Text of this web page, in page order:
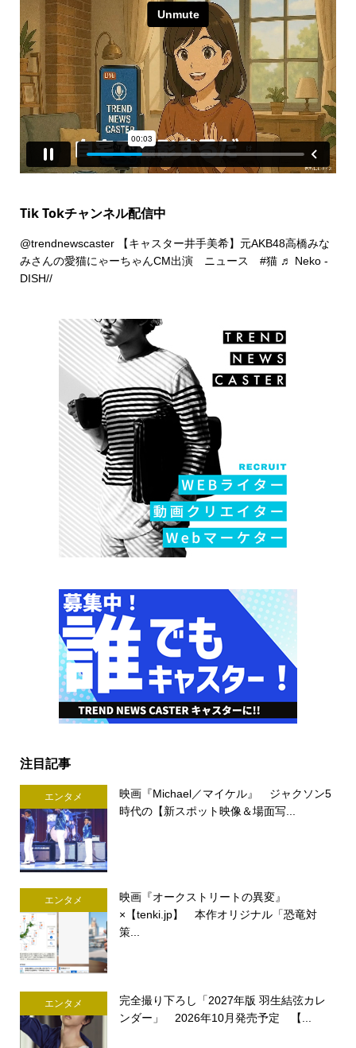
Tik Tokチャンネル配信中
@trendnewscaster【キャスター井手美希】元AKB48高橋みな
みさんの愛猫にゃーちゃんCM出演 ニュース #猫 ♬ Neko -
DISH//
注目記事
エンタメ
映画『Michael／マイケル』 ジャクソン5
時代の【新スポット映像＆場面写...
エンタメ
映画『オークストリートの異変』
×【tenki.jp】 本作オリジナル「恐竜対
策...
エンタメ
完全撮り下ろし「2027年版 羽生結弦カレ
ンダー」 2026年10月発売予定 【...